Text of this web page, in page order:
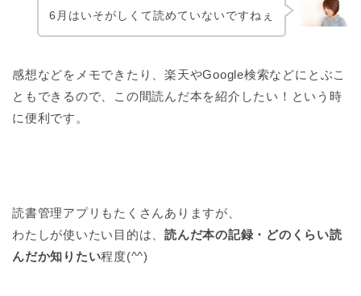
6月はいそがしくて読めていないですねぇ
感想などをメモできたり、楽天やGoogle検索などにとぶこ
ともできるので、この間読んだ本を紹介したい！という時
に便利です。
読書管理アプリもたくさんありますが、
わたしが使いたい目的は、読んだ本の記録・どのくらい読
んだか知りたい程度(^^)